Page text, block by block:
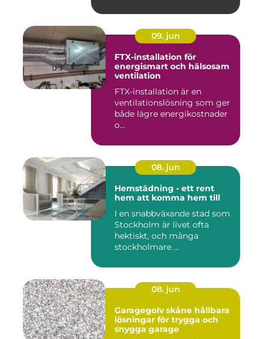
09. jun
FTX-installation för
energismart och hälsosam
ventilation
FTX-installation är en
ventilationslösning som ger
både lägre energikostnader
o...
08. jun
Hemstädning - ett rent
hem att komma hem till
I en snabbväxande stad som
Stockholm är livet ofta
hektiskt, och många
stockholmare ...
08. jun
Garagegolv skåne hållbara
lösningar för trygga och
snygga garage